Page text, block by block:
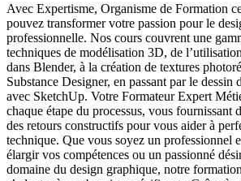
Avec Expertisme, Organisme de Formation
pouvez transformer votre passion pour le
professionnelle. Nos cours couvrent une
techniques de modélisation 3D, de
dans Blender, à la création de textures
Substance Designer, en passant par le dessin
avec SketchUp. Votre Formateur Expert
chaque étape du processus, vous fournissant
des retours constructifs pour vous aider à
technique. Que vous soyez un professionnel
élargir vos compétences ou un passionné
domaine du design graphique, notre